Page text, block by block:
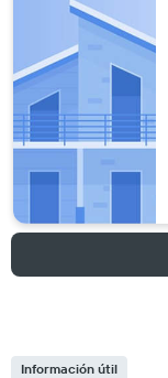
Información útil